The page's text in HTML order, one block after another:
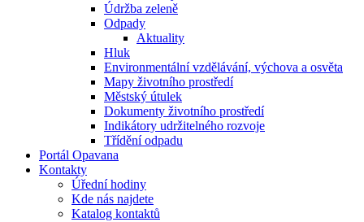
Údržba zeleně
Odpady
Aktuality
Hluk
Environmentální vzdělávání, výchova a osvěta
Mapy životního prostředí
Městský útulek
Dokumenty životního prostředí
Indikátory udržitelného rozvoje
Třídění odpadu
Portál Opavana
Kontakty
Úřední hodiny
Kde nás najdete
Katalog kontaktů